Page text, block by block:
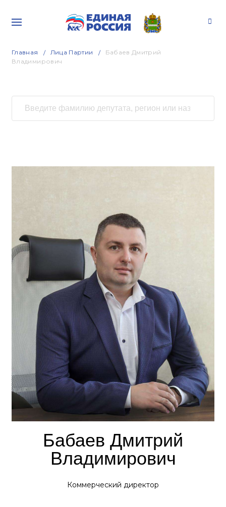
Главная Лица Партии
Бабаев Дмитрий
Владимирович
Бабаев Дмитрий
Владимирович
Коммерческий директор